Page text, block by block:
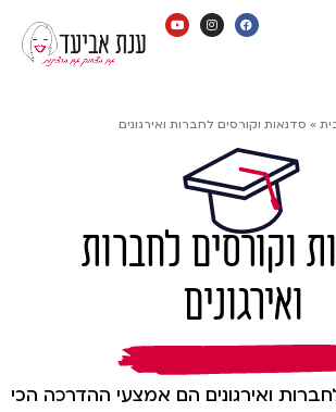
» סדנאות וקורסים לחברות ואירגונים
וקורסים לחברות
ואירגונים
ואירגונים הם אמצעי ההדרכה הכי